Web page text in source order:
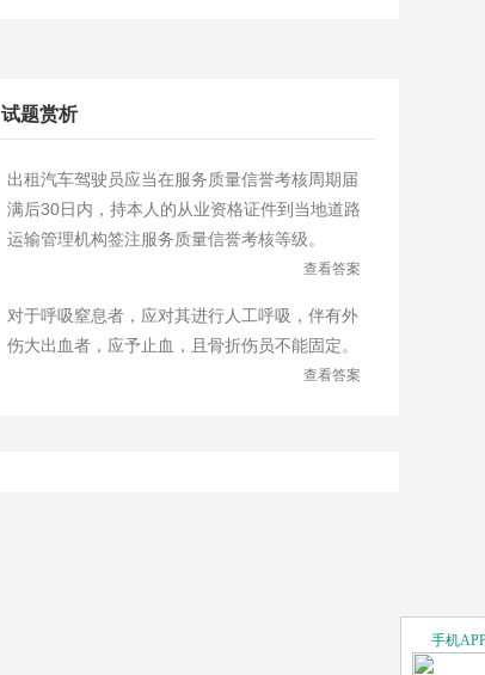
试题赏析
出租汽车驾驶员应当在服务质量信誉考核周期届
满后30日内，持本人的从业资格证件到当地道路
运输管理机构签注服务质量信誉考核等级。
查看答案
对于呼吸窒息者，应对其进行人工呼吸，伴有外
伤大出血者，应予止血，且骨折伤员不能固定。
查看答案
手机